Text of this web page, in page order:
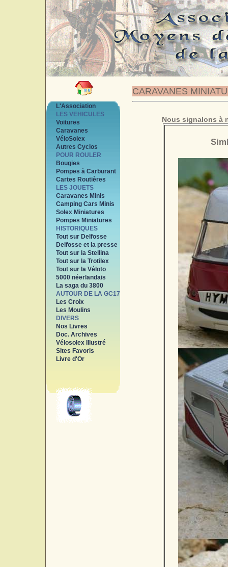
CARAVANES
L'Association
LES VEHICULES
Voitures
Caravanes
VéloSolex
Autres Cyclos
POUR ROULER
Bougies
Pompes à Carburant
Cartes Routières
LES JOUETS
Caravanes Minis
Camping Cars Minis
Solex Miniatures
Pompes Miniatures
HISTORIQUES
Tout sur Delfosse
Delfosse et la presse
Tout sur la Stellina
Tout sur la Trotilex
Tout sur la Véloto
5000 néerlandais
La saga du 3800
AUTOUR DE LA GC17
Les Croix
Les Moulins
DIVERS
Nos Livres
Doc. Archives
Vélosolex Illustré
Sites Favoris
Livre d'Or
Nous signalons à